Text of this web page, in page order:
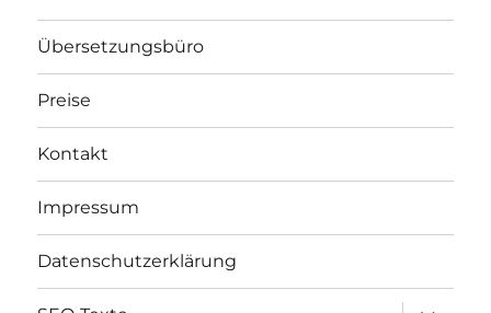
Übersetzungsbüro
Preise
Kontakt
Impressum
Datenschutzerklärung